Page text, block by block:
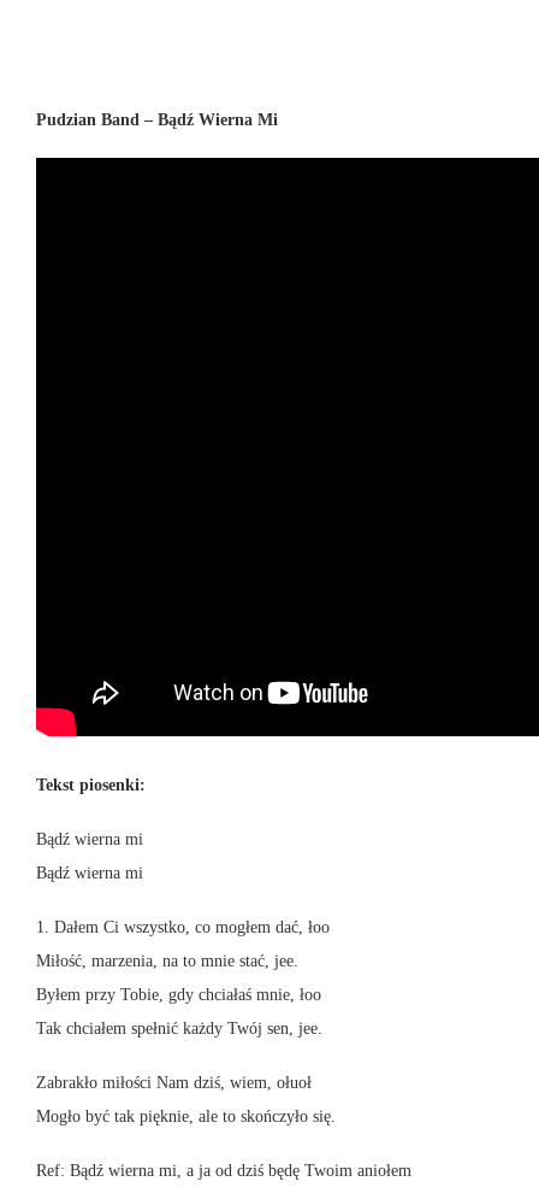
Pudzian Band – Bądź Wierna Mi
Tekst piosenki:
Bądź wierna mi
Bądź wierna mi
1. Dałem Ci wszystko, co mogłem dać, łoo
Miłość, marzenia, na to mnie stać, jee.
Byłem przy Tobie, gdy chciałaś mnie, łoo
Tak chciałem spełnić każdy Twój sen, jee.
Zabrakło miłości Nam dziś, wiem, ołuoł
Mogło być tak pięknie, ale to skończyło się.
Ref: Bądź wierna mi, a ja od dziś będę Twoim aniołem